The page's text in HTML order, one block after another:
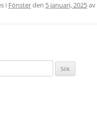
i Fönsterden 5 januari, 2025av